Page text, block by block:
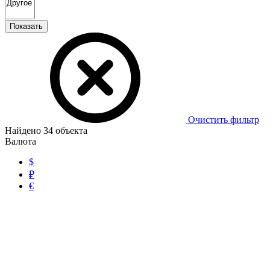
Показать
Очистить фильтр
Найдено 34 объекта
Валюта
$
₽
€